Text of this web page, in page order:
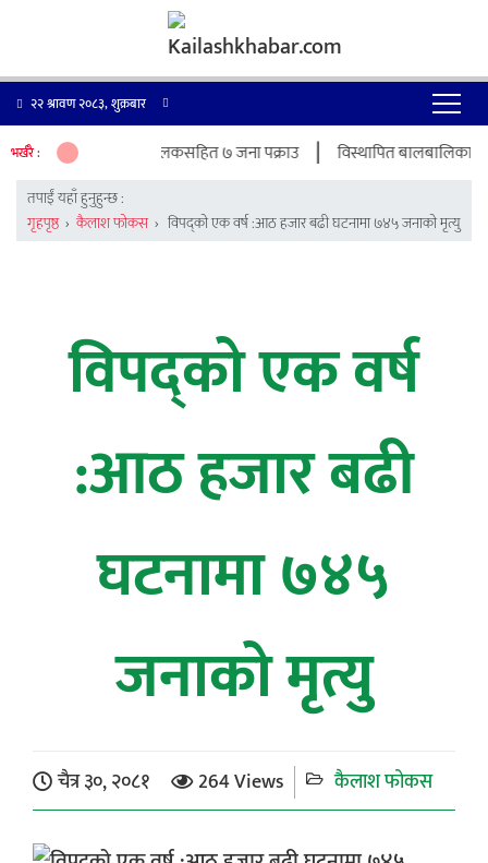
२२ श्रावण २०८३, शुक्रबार
भर्खरै : पेट्रोल पम्प सञ्चालकसहित ७ जना पक्राउ | विस्थापित बालबालिकाको
तपाईं यहाँ हुनुहुन्छ :
गृहपृष्ठ › कैलाश फोकस › विपद्को एक वर्ष :आठ हजार बढी घटनामा ७४५ जनाको मृत्यु
विपद्को एक वर्ष
:आठ हजार बढी
घटनामा ७४५
जनाको मृत्यु
चैत्र ३०, २०८१ 264 Views कैलाश फोकस